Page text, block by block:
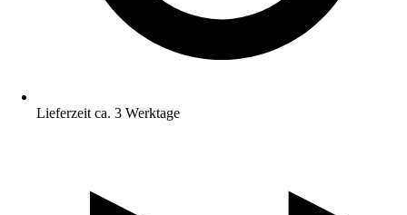
Lieferzeit ca. 3 Werktage